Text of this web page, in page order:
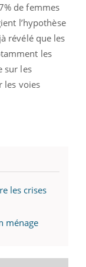
de femmes
l’hypothèse
révélé que les
les
sur les
les voies
les crises
ménage